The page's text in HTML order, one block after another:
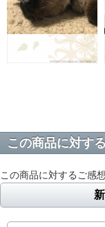
この商品に対す
この商品に対するご感